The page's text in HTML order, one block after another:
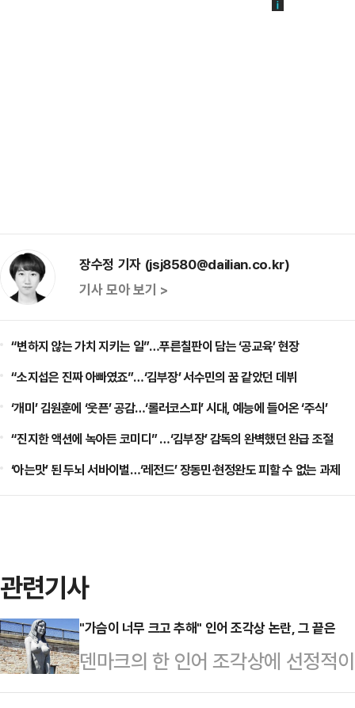
장수정 기자 (jsj8580@dailian.co.kr)
기사 모아 보기 >
“변하지 않는 가치 지키는 일”…푸른칠판이 담는 ‘공교육’ 현장
“소지섭은 진짜 아빠였죠”…‘김부장’ 서수민의 꿈 같았던 데뷔
‘개미’ 김원훈에 ‘웃픈’ 공감…‘롤러코스피’ 시대, 예능에 들어온 ‘주식’
“진지한 액션에 녹아든 코미디” …‘김부장’ 감독의 완벽했던 완급 조절
‘아는맛’ 된 두뇌 서바이벌…‘레전드’ 장동민·현정완도 피할 수 없는 과제
관련기사
"가슴이 너무 크고 추해" 인어 조각상 논란, 그 끝은
덴마크의 한 인어 조각상에 선정적
다.4일(현지시간) 영국 가디언에 따